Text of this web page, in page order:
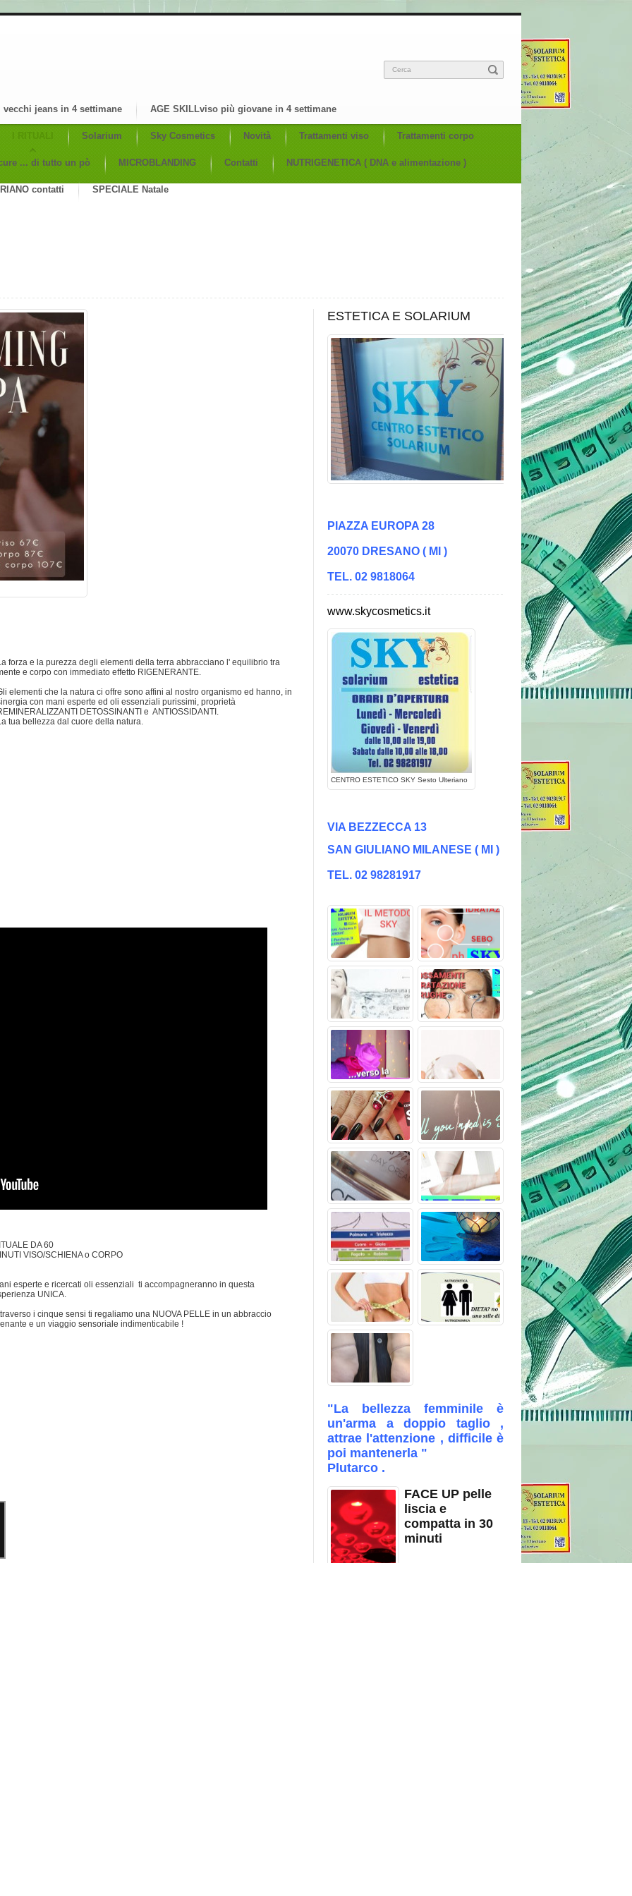
Cerca
jeans in 4 settimane AGE SKILLviso più giovane in 4 settimane
Solarium Sky Cosmetics Novità Trattamenti viso Trattamenti corpo
... di tutto un pò MICROBLANDING Contatti NUTRIGENETICA ( DNA e alimentazione )
contatti SPECIALE Natale
forza e la purezza degli elementi della terra abbracciano l' equilibrio tra
e corpo con immediato effetto RIGENERANTE.
elementi che la natura ci offre sono affini al nostro organismo ed hanno, in
con mani esperte ed oli essenziali purissimi, proprietà
DETOSSINANTI e ANTIOSSIDANTI.
tua bellezza dal cuore della natura.
DA 60
VISO/SCHIENA o CORPO
esperte e ricercati oli essenziali ti accompagneranno in questa
UNICA.
i cinque sensi ti regaliamo una NUOVA PELLE in un abbraccio
e un viaggio sensoriale indimenticabile !
ESTETICA E SOLARIUM
PIAZZA EUROPA 28
20070 DRESANO ( MI )
TEL. 02 9818064
www.skycosmetics.it
CENTRO ESTETICO SKY Sesto Ulteriano
VIA BEZZECCA 13
SAN GIULIANO MILANESE ( MI )
TEL. 02 98281917
"La bellezza femminile è
un'arma a doppio taglio ,
attrae l'attenzione , difficile è
poi mantenerla "
Plutarco .
FACE UP pelle
liscia e
compatta in 30
minuti